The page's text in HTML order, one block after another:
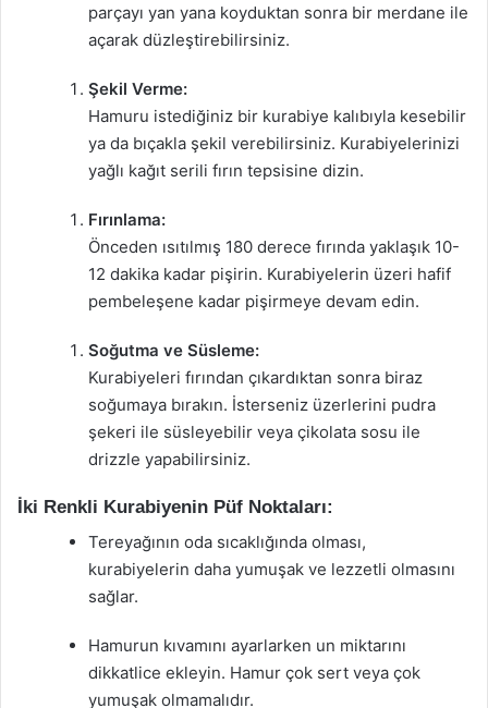
parçayı yan yana koyduktan sonra bir merdane ile
açarak düzleştirebilirsiniz.
Şekil Verme:
Hamuru istediğiniz bir kurabiye kalıbıyla kesebilir
ya da bıçakla şekil verebilirsiniz. Kurabiyelerinizi
yağlı kağıt serili fırın tepsisine dizin.
Fırınlama:
Önceden ısıtılmış 180 derece fırında yaklaşık 10-
12 dakika kadar pişirin. Kurabiyelerin üzeri hafif
pembeleşene kadar pişirmeye devam edin.
Soğutma ve Süsleme:
Kurabiyeleri fırından çıkardıktan sonra biraz
soğumaya bırakın. İsterseniz üzerlerini pudra
şekeri ile süsleyebilir veya çikolata sosu ile
drizzle yapabilirsiniz.
İki Renkli Kurabiyenin Püf Noktaları:
Tereyağının oda sıcaklığında olması,
kurabiyelerin daha yumuşak ve lezzetli olmasını
sağlar.
Hamurun kıvamını ayarlarken un miktarını
dikkatlice ekleyin. Hamur çok sert veya çok
yumuşak olmamalıdır.